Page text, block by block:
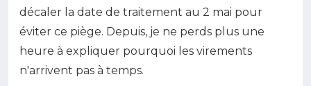
décaler la date de traitement au 2 mai pour
éviter ce piège. Depuis, je ne perds plus une
heure à expliquer pourquoi les virements
n'arrivent pas à temps.